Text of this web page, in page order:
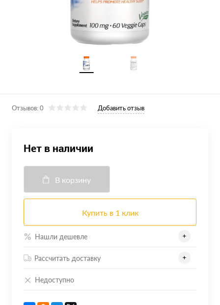
Отзывов: 0 Добавить отзыв
Нет в наличии
В корзину
Купить в 1 клик
Нашли дешевле
Рассчитать доставку
Недоступно